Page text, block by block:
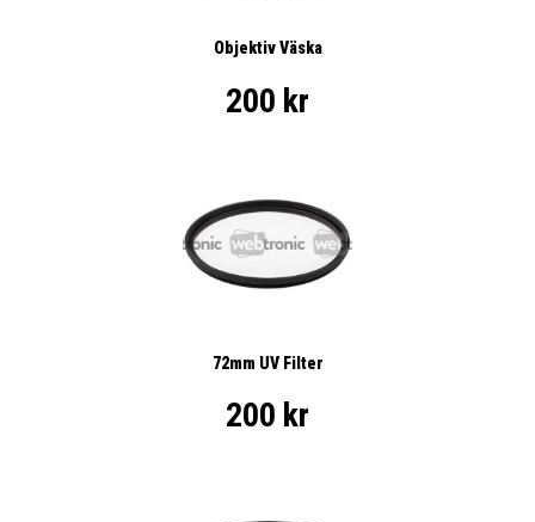
Objektiv Väska
200 kr
72mm UV Filter
200 kr